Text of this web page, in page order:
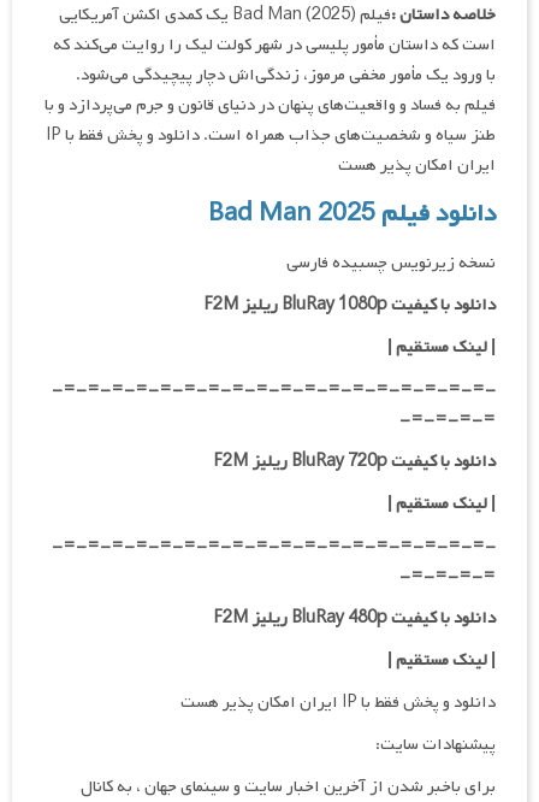
خلاصه داستان :
فیلم Bad Man (2025) یک کمدی اکشن آمریکایی
است که داستان مأمور پلیسی در شهر کولت لیک را روایت می‌کند که
با ورود یک مأمور مخفی مرموز، زندگی‌اش دچار پیچیدگی می‌شود.
فیلم به فساد و واقعیت‌های پنهان در دنیای قانون و جرم می‌پردازد و با
طنز سیاه و شخصیت‌های جذاب همراه است. دانلود و پخش فقط با IP
ایران امکان پذیر هست
دانلود فیلم Bad Man 2025
نسخه زیرنویس چسبیده فارسی
دانلود با کیفیت BluRay 1080p ریلیز F2M
| لینک مستقیم |
-=-=-=-=-=-=-=-=-=-=-=-=-=-=-=-=-=-=-
=-=-=-=-
دانلود با کیفیت BluRay 720p ریلیز F2M
| لینک مستقیم |
-=-=-=-=-=-=-=-=-=-=-=-=-=-=-=-=-=-=-
=-=-=-=-
دانلود با کیفیت BluRay 480p ریلیز F2M
| لینک مستقیم |
دانلود و پخش فقط با IP ایران امکان پذیر هست
پیشنهادات سایت:
برای باخبر شدن از آخرین اخبار سایت و سینمای جهان ، به کانال